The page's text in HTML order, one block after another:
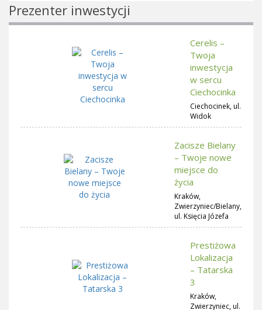
Prezenter inwestycji
Cerelis –
Twoja
inwestycja
w sercu
Ciechocinka
Ciechocinek, ul.
Widok
Zacisze Bielany
– Twoje nowe
miejsce do
życia
Kraków,
Zwierzyniec/Bielany,
ul. Księcia Józefa
Prestiżowa
Lokalizacja
– Tatarska
3
Kraków,
Zwierzyniec, ul.